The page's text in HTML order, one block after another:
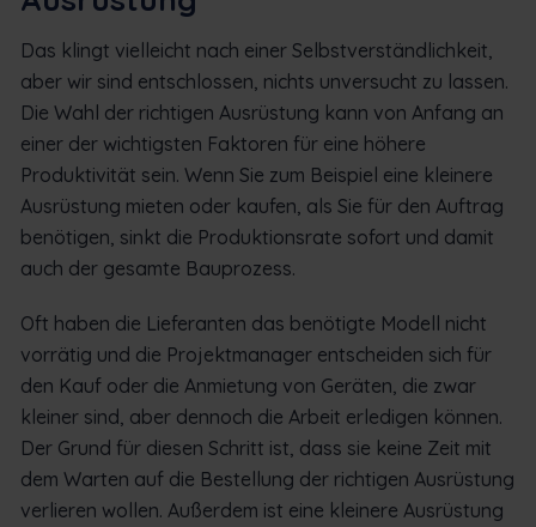
Das klingt vielleicht nach einer Selbstverständlichkeit,
aber wir sind entschlossen, nichts unversucht zu lassen.
Die Wahl der richtigen Ausrüstung kann von Anfang an
einer der wichtigsten Faktoren für eine höhere
Produktivität sein. Wenn Sie zum Beispiel eine kleinere
Ausrüstung mieten oder kaufen, als Sie für den Auftrag
benötigen, sinkt die Produktionsrate sofort und damit
auch der gesamte Bauprozess.
Oft haben die Lieferanten das benötigte Modell nicht
vorrätig und die Projektmanager entscheiden sich für
den Kauf oder die Anmietung von Geräten, die zwar
kleiner sind, aber dennoch die Arbeit erledigen können.
Der Grund für diesen Schritt ist, dass sie keine Zeit mit
dem Warten auf die Bestellung der richtigen Ausrüstung
verlieren wollen. Außerdem ist eine kleinere Ausrüstung